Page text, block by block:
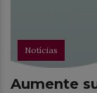
Notícias
Aumente